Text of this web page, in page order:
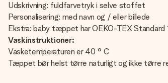
Udskrivning: fuldfarvetryk i selve stoffet
Personalisering: med navn og / eller billede
Ekstra: baby tæppet har OEKO-TEX
Vaskinstruktioner:
Vasketemperaturen er 40 ° C
Tæppet bør helst tørre naturligt og ikke tørre